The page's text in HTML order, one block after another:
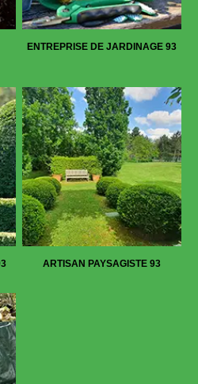
ENTREPRISE DE JARDINAGE 93
ARTISAN PAYSAGISTE 93